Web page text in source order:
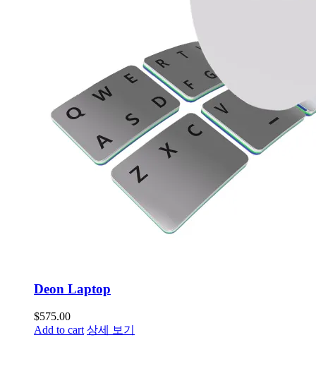
Deon Laptop
$575.00
Add to cart 상세 보기